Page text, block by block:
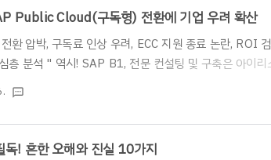
체가 더 익숙한데… 왜 제조업에서는 SAP ERP를 ..
Public Cloud(구독형) 전환에 기업 우려 확산
압박, 구독료 인상 우려, ECC 지원 종료 논란, ROI
층 분석 " 역시! SAP B1, 전문 컨설팅 및 구축은 아이리
하게 부담없이 연락 주시기 바랍니다.* 전화 문의 -
erp-inquiry ★ 안녕하세요. SAP B1 공식파트
. ★ 오늘은 SAP의 S/4HANA Public Cloud(SAP
하려 합니다. 2..
textsms
! 흔한 오해와 진실 10가지